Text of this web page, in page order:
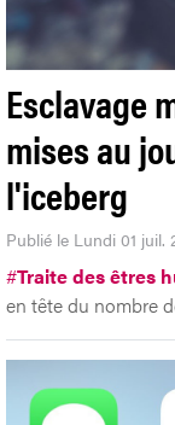
Esclavage
mises au
l'iceberg
Publié le Lundi 01 juil.
#Traite des êtres
en tête du nombre